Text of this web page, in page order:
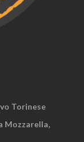
Torinese
Mozzarella,